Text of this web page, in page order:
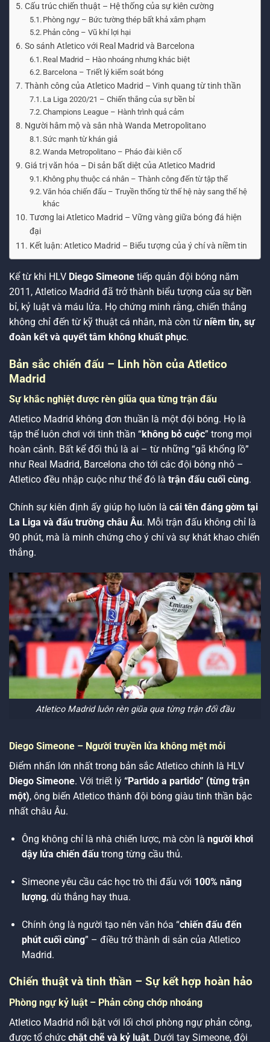
Cấu trúc chiến thuật – Hệ thống của sự kiên cường
Phòng ngự – Bức tường thép bất khả xâm phạm
Phản công – Vũ khí lợi hại
So sánh Atletico với Real Madrid và Barcelona
Real Madrid – Hào nhoáng nhưng khác biệt
Barcelona – Triết lý kiểm soát bóng
Thành công của Atletico Madrid – Vinh quang từ tinh thần
La Liga 2020/21 – Chiến thắng của sự bền bỉ
Champions League – Hành trình quả cảm
Người hâm mộ và sân nhà Wanda Metropolitano
Sức mạnh từ khán giả
Wanda Metropolitano – Pháo đài kiên cố
Giá trị văn hóa – Di sản bất diệt của Atletico Madrid
Không phụ thuộc cá nhân – Thành công đến từ tập thể
Văn hóa chiến đấu – Truyền thống từ thế hệ này sang thế hệ
khác
Tương lai Atletico Madrid – Vững vàng giữa bóng đá hiện
đại
Kết luận: Atletico Madrid – Biểu tượng của ý chí và niềm tin
Kể từ khi HLV Diego Simeone tiếp quản đội bóng năm
2011, Atletico Madrid đã trở thành biểu tượng của sự bền
bỉ, kỷ luật và máu lửa. Họ chứng minh rằng, chiến thắng
không chỉ đến từ kỹ thuật cá nhân, mà còn từ niềm tin, sự
đoàn kết và quyết tâm không khuất phục.
Bản sắc chiến đấu – Linh hồn của Atletico
Madrid
Sự khắc nghiệt được rèn giũa qua từng trận đấu
Atletico Madrid không đơn thuần là một đội bóng. Họ là
tập thể luôn chơi với tinh thần “không bỏ cuộc” trong mọi
hoàn cảnh. Bất kể đối thủ là ai – từ những “gã khổng lồ”
như Real Madrid, Barcelona cho tới các đội bóng nhỏ –
Atletico đều nhập cuộc như thể đó là trận đấu cuối cùng.
Chính sự kiên định ấy giúp họ luôn là cái tên đáng gờm tại
La Liga và đấu trường châu Âu. Mỗi trận đấu không chỉ là
90 phút, mà là minh chứng cho ý chí và sự khát khao chiến
thắng.
Atletico Madrid luôn rèn giũa qua từng trận đối đầu
Diego Simeone – Người truyền lửa không mệt mỏi
Điểm nhấn lớn nhất trong bản sắc Atletico chính là HLV
Diego Simeone. Với triết lý “Partido a partido” (từng trận
một), ông biến Atletico thành đội bóng giàu tinh thần bậc
nhất châu Âu.
Ông không chỉ là nhà chiến lược, mà còn là người khơi
dậy lửa chiến đấutrong từng cầu thủ.
Simeone yêu cầu các học trò thi đấu với 100% năng
lượng, dù thắng hay thua.
Chính ông là người tạo nên văn hóa “chiến đấu đến
phút cuối cùng” – điều trở thành di sản của Atletico
Madrid.
Chiến thuật và tinh thần – Sự kết hợp hoàn hảo
Phòng ngự kỷ luật – Phản công chớp nhoáng
Atletico Madrid nổi bật với lối chơi phòng ngự phản công,
được tổ chức chặt chẽ và kỷ luật. Dưới tay Simeone, đội